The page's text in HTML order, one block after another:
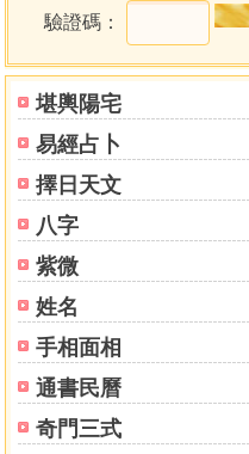
堪輿陽宅
易經占卜
擇日天文
八字
紫微
姓名
手相面相
通書民曆
奇門三式
卷六
初喪辦考
衣制辦考
稱呼辦考
服制辦考
弔慰辦考
營葬辦考
祀禮辦考
祭祀辦考
初喪儀禮
服制等殺
外戚服制
三父八母圖
五服制度
驗證碼：